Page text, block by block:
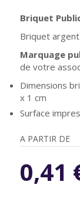
Briquet
Briquet
Marquage
de votre
Dimensions
x 1 cm
Surface
A PARTIR DE
0,41